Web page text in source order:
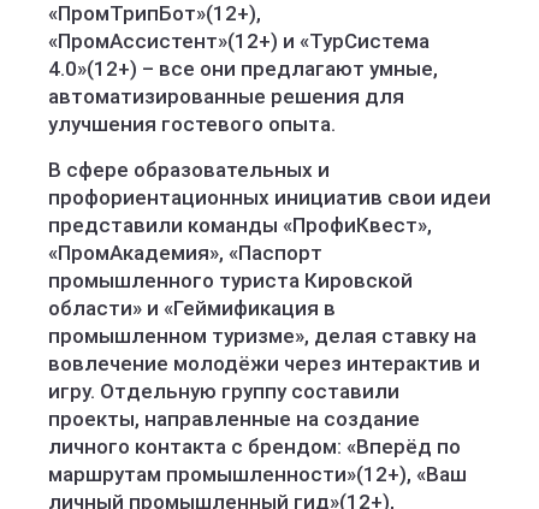
«ПромТрипБот»(12+),
«ПромАссистент»(12+) и «ТурСистема
4.0»(12+) – все они предлагают умные,
автоматизированные решения для
улучшения гостевого опыта.
В сфере образовательных и
профориентационных инициатив свои идеи
представили команды «ПрофиКвест»,
«ПромАкадемия», «Паспорт
промышленного туриста Кировской
области» и «Геймификация в
промышленном туризме», делая ставку на
вовлечение молодёжи через интерактив и
игру. Отдельную группу составили
проекты, направленные на создание
личного контакта с брендом: «Вперёд по
маршрутам промышленности»(12+), «Ваш
личный промышленный гид»(12+),